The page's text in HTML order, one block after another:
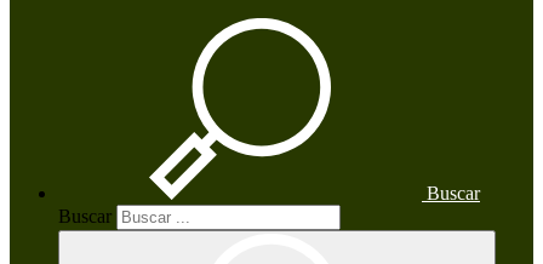
Buscar
Buscar